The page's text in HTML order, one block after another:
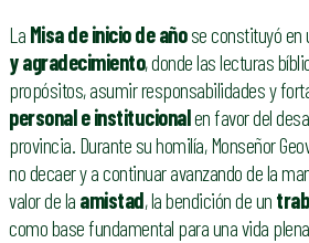
La Misa de inicio de añose constituyó en
y agradecimiento, donde las lecturas
propósitos, asumir responsabilidades y
personal e institucionalen favor del
provincia. Durante su homilía, Monseñor
no decaer y a continuar avanzando de la
valor de la amistad, la bendición de un
como base fundamental para una vida